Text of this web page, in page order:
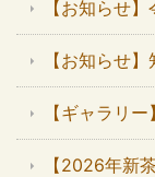
【お知らせ
【お知らせ
【ギャラリ
【2026年新